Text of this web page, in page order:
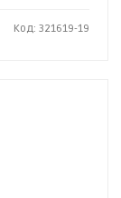
Код: 321619-19